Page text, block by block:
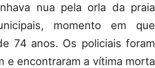
nua pela orla da praia
momento em que
74 anos. Os policiais foram
e encontraram a vítima morta